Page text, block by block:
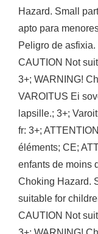
Hazard. Small
apto para
Peligro de
CAUTION Not
3+; WARNING!
VAROITUS Ei
lapsille.; 3+;
fr: 3+;
éléments; CE;
enfants de moins
Choking Hazard.
suitable for
CAUTION Not